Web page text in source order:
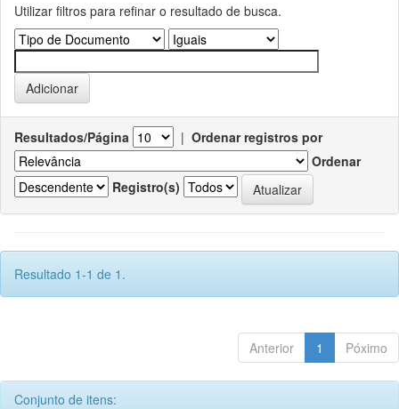
Utilizar filtros para refinar o resultado de busca.
Resultados/Página | Ordenar registros por
Ordenar
Registro(s)
Resultado 1-1 de 1.
Anterior 1 Póximo
Conjunto de itens: